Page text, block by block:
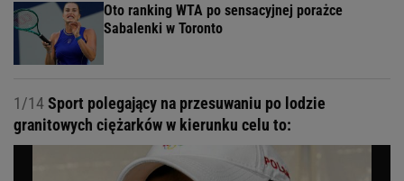
Oto ranking WTA po sensacyjnej porażce
Sabalenki w Toronto
1/14Sport polegający na przesuwaniu po lodzie
granitowych ciężarków w kierunku celu to: